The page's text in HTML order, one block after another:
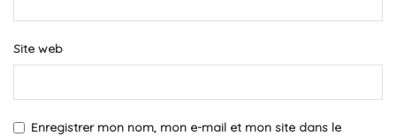
Site web
Enregistrer mon nom, mon e-mail et mon site dans le